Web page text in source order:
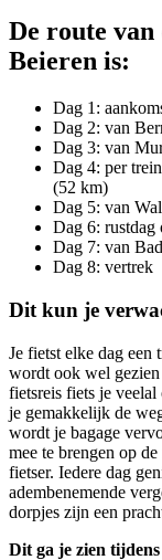
De route
Beieren is:
Dag 1:
Dag 2: van
Dag 3: van
Dag 4: per
(52 km)
Dag 5: van
Dag 6: rustdag
Dag 7: van
Dag 8: vertrek
Dit kun je
Je fietst elke dag een
wordt ook wel gezien
fietsreis fiets je
je gemakkelijk de
wordt je bagage
mee te brengen op
fietser. Iedere dag
adembenemende
dorpjes zijn een
Dit ga je zien